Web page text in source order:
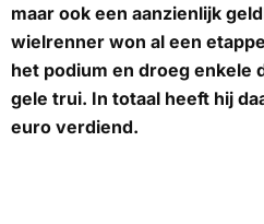
maar ook een aanzienlijk
wielrenner won al een
het podium en droeg enkele
gele trui. In totaal heeft hij
euro verdiend.